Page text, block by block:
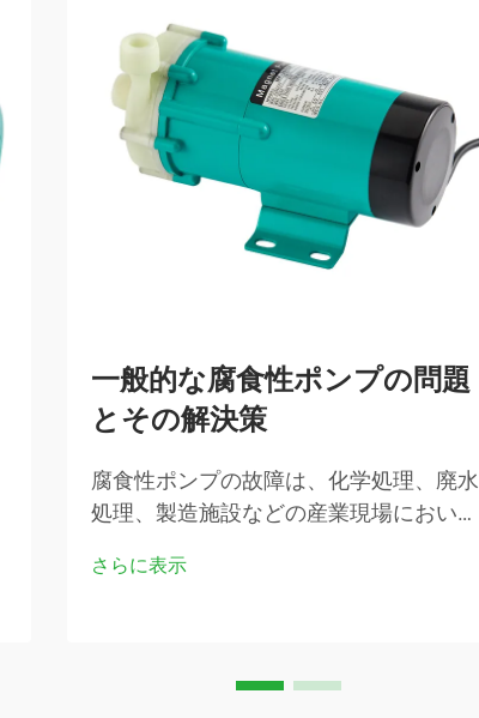
一般的な腐食性ポンプの問題
とその解決策
腐食性ポンプの故障は、化学処理、廃水
処理、製造施設などの産業現場におい
および収益性に悪影響を及ぼします。攻
さらに表示